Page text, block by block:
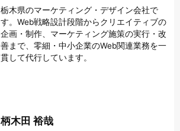
栃木県のマーケティング・デザイン会社で
す。Web戦略設計段階からクリエイティブの
企画・制作、マーケティング施策の実行・改
善まで、零細・中小企業のWeb関連業務を一
貫して代行しています。
柄木田 裕哉